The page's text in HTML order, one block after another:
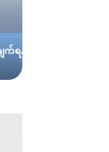
က်ရန်